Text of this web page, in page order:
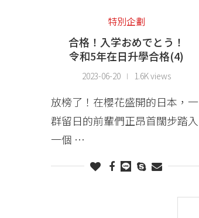
特別企劃
合格！入学おめでとう！
令和5年在日升學合格(4)
2023-06-20 1.6K views
放榜了！在櫻花盛開的日本，一
群留日的前輩們正昂首闊步踏入
一個 …